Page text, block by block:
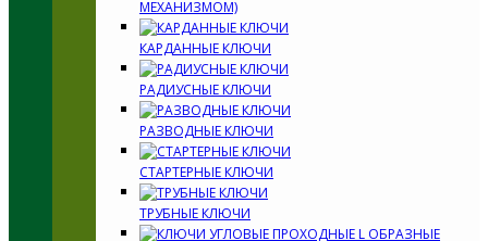
МЕХАНИЗМОМ)
КАРДАННЫЕ КЛЮЧИ
РАДИУСНЫЕ КЛЮЧИ
РАЗВОДНЫЕ КЛЮЧИ
СТАРТЕРНЫЕ КЛЮЧИ
ТРУБНЫЕ КЛЮЧИ